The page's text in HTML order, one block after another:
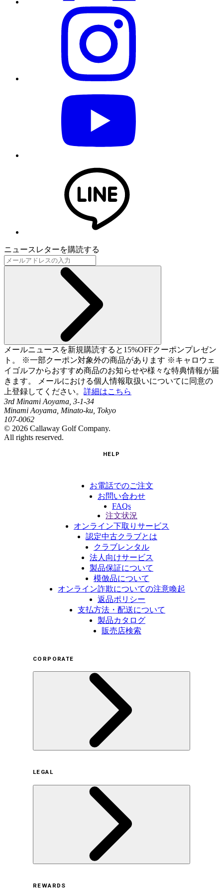
ニュースレターを購読する
メールニュースを新規購読すると15%OFFクーポンプレゼン
ト。 ※一部クーポン対象外の商品があります ※キャロウェ
イゴルフからおすすめ商品のお知らせや様々な特典情報が届
きます。 メールにおける個人情報取扱いについてに同意の
上登録してください。 詳細はこちら
3rd Minami Aoyama, 3-1-34
Minami Aoyama, Minato-ku, Tokyo
107-0062
© 2026 Callaway Golf Company.
All rights reserved.
HELP
お電話でのご注文
お問い合わせ
FAQs
注文状況
オンライン下取りサービス
認定中古クラブとは
クラブレンタル
法人向けサービス
製品保証について
模倣品について
オンライン詐欺についての注意喚起
返品ポリシー
支払方法・配送について
製品カタログ
販売店検索
CORPORATE
サステナビリティの取り組み（日本）
サステナビリティの取り組み（米国/英語）
ヒストリー
採用情報
LEGAL
REWARDS